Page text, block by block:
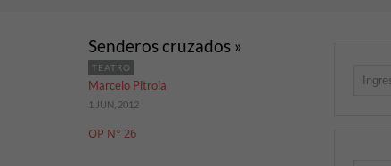
Senderos cruzados »
TEATRO
Marcelo Pitrola
1 JUN, 2012
OP N° 26